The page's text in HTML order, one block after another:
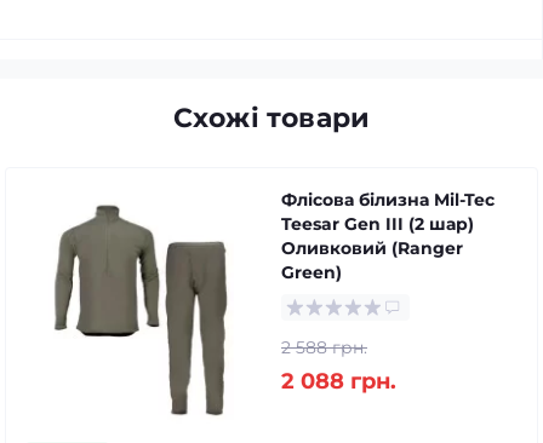
Схожі товари
Флісова білизна Mil-Tec
Teesar Gen III (2 шар)
Оливковий (Ranger
Green)
2 588 грн.
2 088 грн.